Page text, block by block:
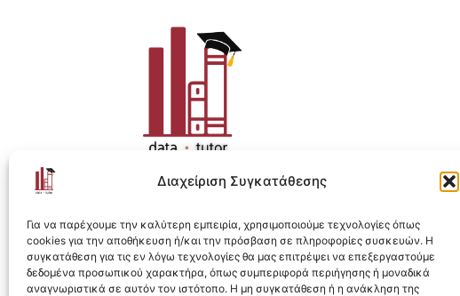
Διαχείριση Συγκατάθεσης
Για να παρέχουμε την καλύτερη εμπειρία, χρησιμοποιούμε τεχνολογίες όπως
cookies για την αποθήκευση ή/και την πρόσβαση σε πληροφορίες συσκευών. Η
συγκατάθεση για τις εν λόγω τεχνολογίες θα μας επιτρέψει να επεξεργαστούμε
δεδομένα προσωπικού χαρακτήρα, όπως συμπεριφορά περιήγησης ή μοναδικά
αναγνωριστικά σε αυτόν τον ιστότοπο. Η μη συγκατάθεση ή η ανάκληση της
Η ολοκληρωμένη e-learning λύση για Data Analytics.